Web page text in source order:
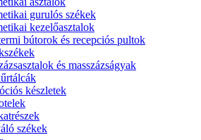
gurulós székek
kezelőasztalok
bútorok és recepciós pultok
és masszázságyak
készletek
székek